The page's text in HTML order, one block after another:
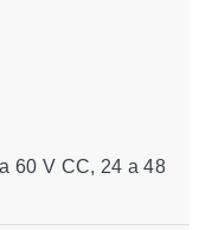
60 V CC, 24 a 48